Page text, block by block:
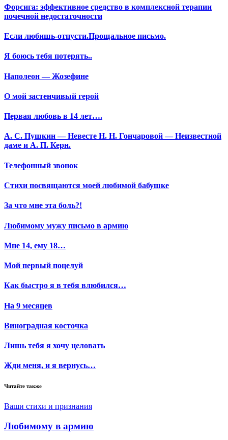
Форсига: эффективное средство в комплексной терапии
почечной недостаточности
Если любишь-отпусти.Прощальное письмо.
Я боюсь тебя потерять..
Наполеон — Жозефине
О мой застенчивый герой
Первая любовь в 14 лет….
А. С. Пушкин — Невесте Н. Н. Гончаровой — Неизвестной
даме и А. П. Керн.
Телефонный звонок
Стихи посвящаются моей любимой бабушке
За что мне эта боль?!
Любимому мужу письмо в армию
Мне 14, ему 18…
Мой первый поцелуй
Как быстро я в тебя влюбился…
На 9 месяцев
Виноградная косточка
Лишь тебя я хочу целовать
Жди меня, и я вернусь…
Читайте также
Ваши стихи и признания
Любимому в армию